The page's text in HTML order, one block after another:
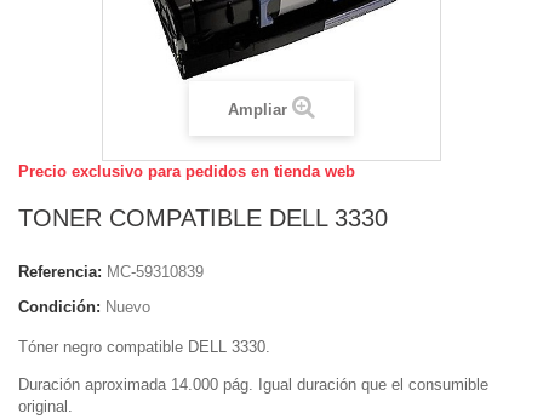
Ampliar
Precio exclusivo para pedidos en tienda web
TONER COMPATIBLE DELL 3330
Referencia: MC-59310839
Condición: Nuevo
Tóner negro compatible DELL 3330.
Duración aproximada 14.000 pág. Igual duración que el consumible
original.